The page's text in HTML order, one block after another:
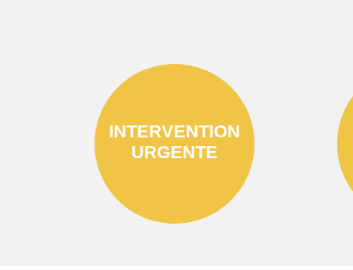
INTERVENTION
URGENTE